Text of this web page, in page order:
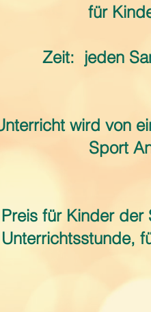
für
Zeit: jeden
wird von
Sport
für Kinder